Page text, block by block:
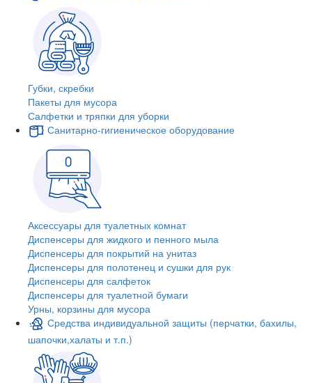
Губки, скребки
Пакеты для мусора
Салфетки и тряпки для уборки
Санитарно-гигиеническое оборудование
Аксессуары для туалетных комнат
Диспенсеры для жидкого и пенного мыла
Диспенсеры для покрытий на унитаз
Диспенсеры для полотенец и сушки для рук
Диспенсеры для салфеток
Диспенсеры для туалетной бумаги
Урны, корзины для мусора
Средства индивидуальной защиты (перчатки, бахилы,
шапочки,халаты и т.п.)